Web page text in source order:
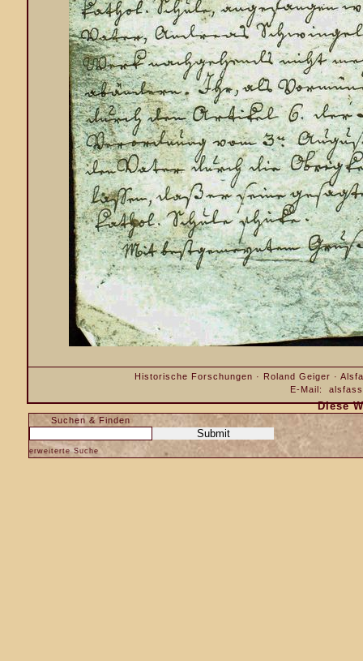
Historische Forschungen · Roland Geiger ·
E-Mail:
Diese
Suchen & Finden
erweiterte Suche